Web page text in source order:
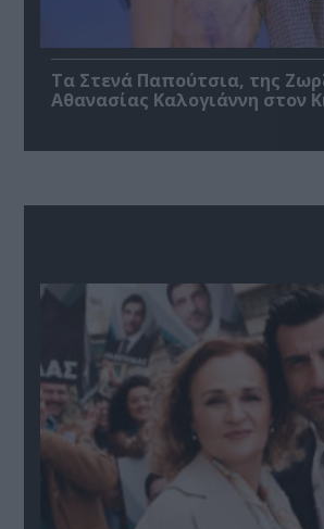
Τα Στενά Παπούτσια, της
Αθανασίας Καλογιάννη στον